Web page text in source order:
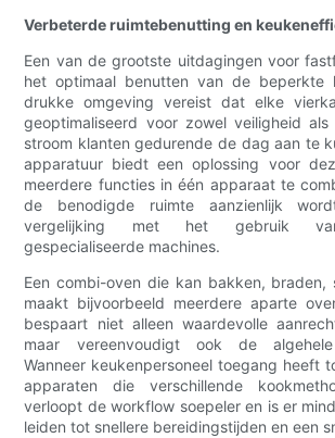
Verbeterde ruimtebenutting en
Een van de grootste uitdagingen voor
het optimaal benutten van de beperkte
drukke omgeving vereist dat elke
geoptimaliseerd voor zowel veiligheid
stroom klanten gedurende de dag aan te
apparatuur biedt een oplossing voor
meerdere functies in één apparaat te
de benodigde ruimte aanzienlijk
vergelijking met het gebruik van
gespecialiseerde machines.
Een combi-oven die kan bakken, braden,
maakt bijvoorbeeld meerdere aparte
bespaart niet alleen waardevolle
maar vereenvoudigt ook de algehele
Wanneer keukenpersoneel toegang heeft
apparaten die verschillende
verloopt de workflow soepeler en is er
leiden tot snellere bereidingstijden en een